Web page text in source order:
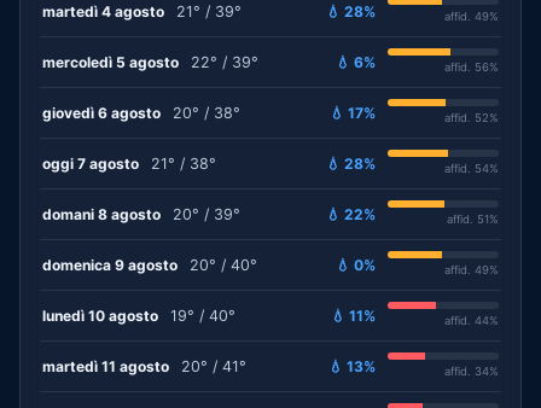
martedì 4 agosto 21° / 39° 💧 28% affid. 49%
mercoledì 5 agosto 22° / 39° 💧 6% affid. 56%
giovedì 6 agosto 20° / 38° 💧 17% affid. 52%
oggi 7 agosto 21° / 38° 💧 28% affid. 54%
domani 8 agosto 20° / 39° 💧 22% affid. 51%
domenica 9 agosto 20° / 40° 💧 0% affid. 49%
lunedì 10 agosto 19° / 40° 💧 11% affid. 44%
martedì 11 agosto 20° / 41° 💧 13% affid. 34%